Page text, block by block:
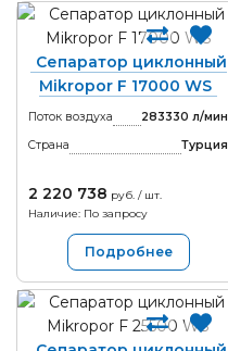
Сепаратор циклонный
Mikropor F 17000 WS
Поток воздуха
283330 л/мин
Страна
Турция
2 220 738 руб. / шт.
Наличие: По запросу
Подробнее